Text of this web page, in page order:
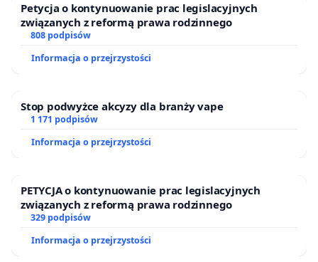
Petycja o kontynuowanie prac legislacyjnych
związanych z reformą prawa rodzinnego
808 podpisów
Informacja o przejrzystości
Stop podwyżce akcyzy dla branży vape
1 171 podpisów
Informacja o przejrzystości
PETYCJA o kontynuowanie prac legislacyjnych
związanych z reformą prawa rodzinnego
329 podpisów
Informacja o przejrzystości